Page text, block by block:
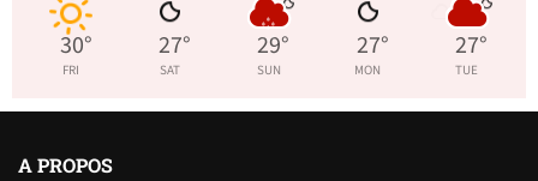
30°
FRI
27°
SAT
29°
SUN
27°
MON
27°
TUE
A PROPOS